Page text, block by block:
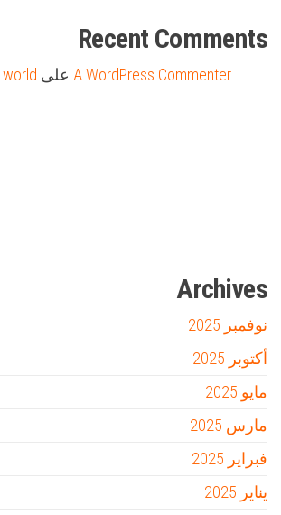
Recent Comments
A WordPress Commenter على
Archives
نوفمبر 2025
أكتوبر 2025
مايو 2025
مارس 2025
فبراير 2025
يناير 2025